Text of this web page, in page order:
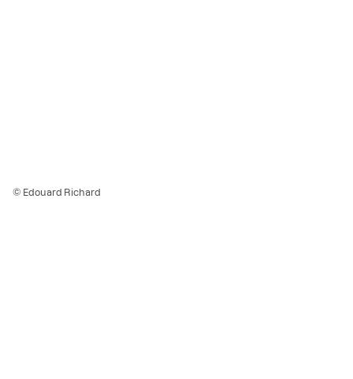
© Edouard Richard